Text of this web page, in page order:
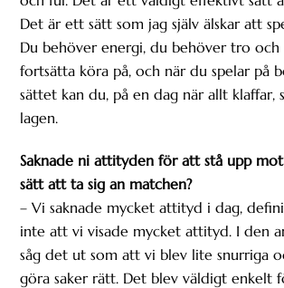
Det är ett sätt som jag själv älskar att
Du behöver energi, du behöver tro
fortsätta köra på, och när du spelar på
sättet kan du, på en dag när allt klaffar,
lagen.
Saknade ni attityden för att stå upp
sätt att ta sig an matchen?
– Vi saknade mycket attityd i dag,
inte att vi visade mycket attityd. I den
såg det ut som att vi blev lite snurriga
göra saker rätt. Det blev väldigt enkelt